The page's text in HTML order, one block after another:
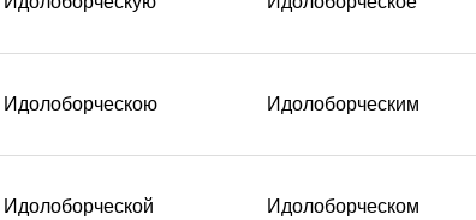
Идолоборческою Идолоборческим
Идолоборческой Идолоборческом